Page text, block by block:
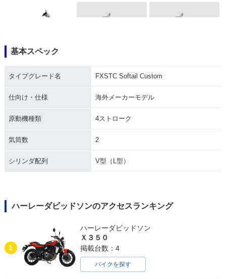
1995年 FXSTC Soft
ail Custom
1994年 FXSTC Soft
ail Custom
基本スペック
タイプグレード名 FXSTC Softail Custom
仕向け・仕様 海外メーカーモデル
原動機種類 4ストローク
気筒数 2
シリンダ配列 V型（L型）
ハーレーダビッドソンのアクセスランキング
1
ハーレーダビッドソン
Ｘ３５０
掲載台数：4
バイクを探す